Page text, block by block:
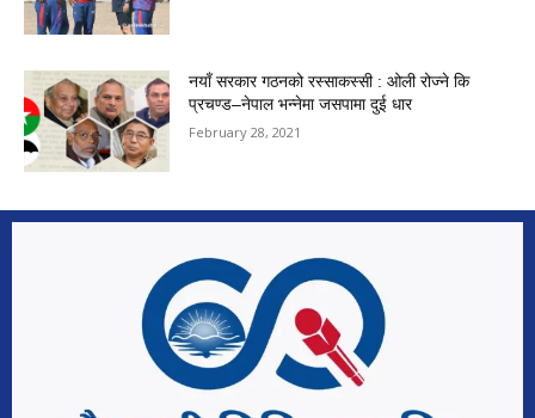
नयाँ सरकार गठनको रस्साकस्सी : ओली रोज्ने कि
प्रचण्ड–नेपाल भन्नेमा जसपामा दुई धार
February 28, 2021